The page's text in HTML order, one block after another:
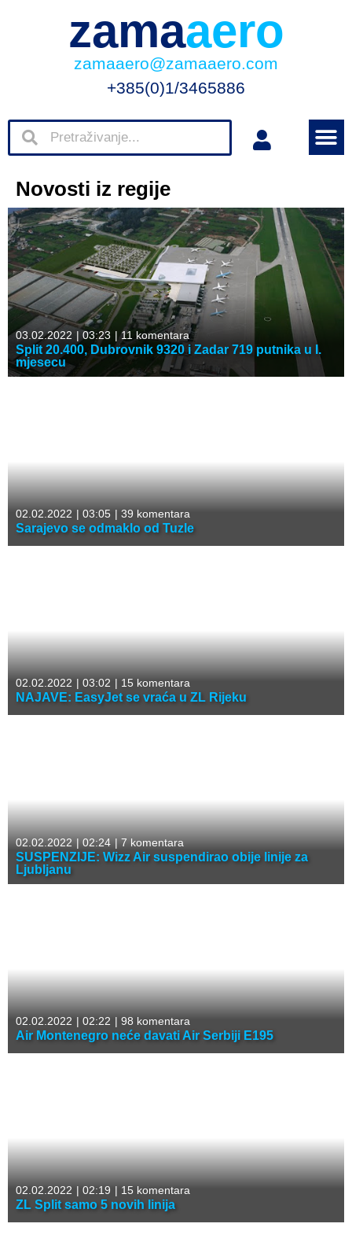
zamaaero
zamaaero@zamaaero.com
+385(0)1/3465886
Novosti iz regije
03.02.2022 | 03:23 |11 komentara
Split 20.400, Dubrovnik 9320 i Zadar 719 putnika u I.
mjesecu
02.02.2022 | 03:05 | 39 komentara
Sarajevo se odmaklo od Tuzle
02.02.2022 | 03:02 | 15 komentara
NAJAVE: EasyJet se vraća u ZL Rijeku
02.02.2022 |02:24 |7 komentara
SUSPENZIJE: Wizz Air suspendirao obije linije za
Ljubljanu
02.02.2022 | 02:22 | 98 komentara
Air Montenegro neće davati Air Serbiji E195
02.02.2022 | 02:19 | 15 komentara
ZL Split samo 5 novih linija